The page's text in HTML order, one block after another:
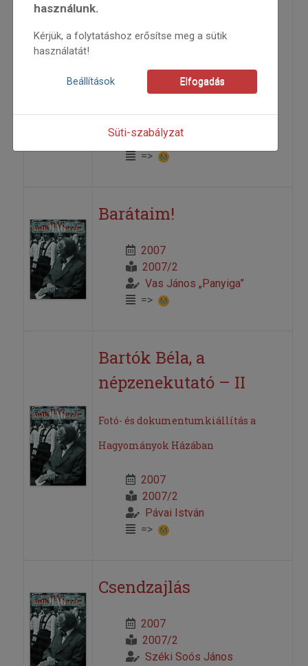
Szólótáncfesztivál
Békéscsabán
Nagy Zoltán dr.
=>
Barátaim!
2007
2007/2
Vas János „Panyiga”
=>
Bartók Béla, a
népzenekutató – II
Fotó- és dokumentumkiállítás a
Hagyományok Házában
2007
2007/2
Pávai István
=>
Csendzajlás
2007
2007/2
Széki Soós János
használunk.
Kérjük, a folytatáshoz erősítse meg a sütik
használatát!
Beállítások Elfogadás
Süti-szabályzat